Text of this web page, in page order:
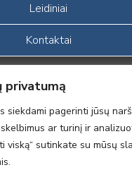
privatumą
siekdami pagerinti jūsų
ar turinį ir
viską“ sutinkate su mūsų
Leidiniai
Kontaktai
Lietuvos Respublikos,
finansinių mechanizmų
veiklos
į aplinkosauginių
2004-LT0008-NVO-